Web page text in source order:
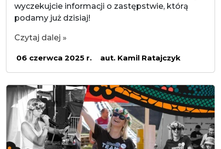
wyczekujcie informacji o zastępstwie, którą
podamy już dzisiaj!
Czytaj dalej »
06 czerwca 2025 r. aut. Kamil Ratajczyk